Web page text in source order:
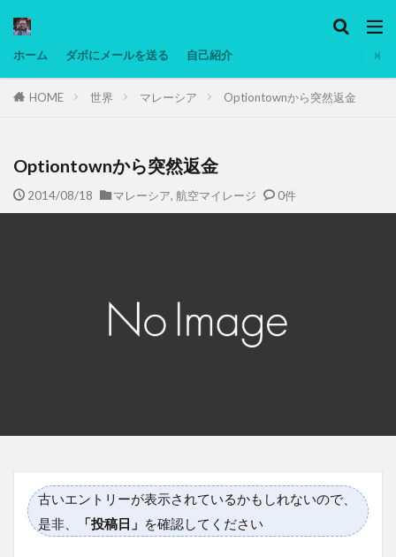
ホーム ダボにメールを送る 自己紹介
HOME 世界 マレーシア Optiontownから突然返金
Optiontownから突然返金
2014/08/18 マレーシア, 航空マイレージ 0件
古いエントリーが表示されているかもしれないので、
是非、
「投稿日」 を確認してください
タグ
マレーシア動画
ヨーグルト
備忘録
動画 日本人村社会 脱水シート